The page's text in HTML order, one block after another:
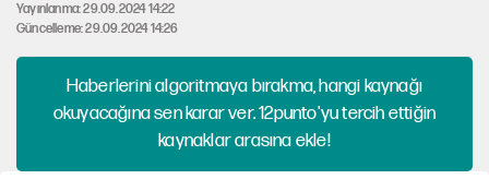
Yayınlanma: 29.09.2024 14:22
Güncelleme: 29.09.2024 14:26
Haberlerini algoritmaya bırakma, hangi kaynağı
okuyacağına sen karar ver. 12punto'yu tercih ettiğin
kaynaklar arasına ekle!